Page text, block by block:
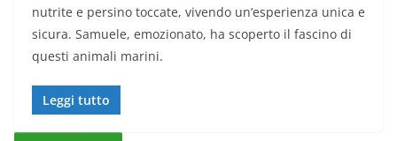
nutrite e persino toccate, vivendo un’esperienza unica e
sicura. Samuele, emozionato, ha scoperto il fascino di
questi animali marini.
Leggi tutto